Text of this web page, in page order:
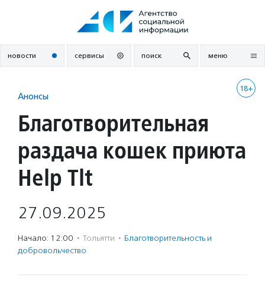
новости сервисы поиск меню
18+
Анонсы
Благотворительная
раздача кошек приюта
Help Tlt
27.09.2025
Начало: 12:00 · Тольятти · Благотвори­тель­ность и
доброволь­чест­во